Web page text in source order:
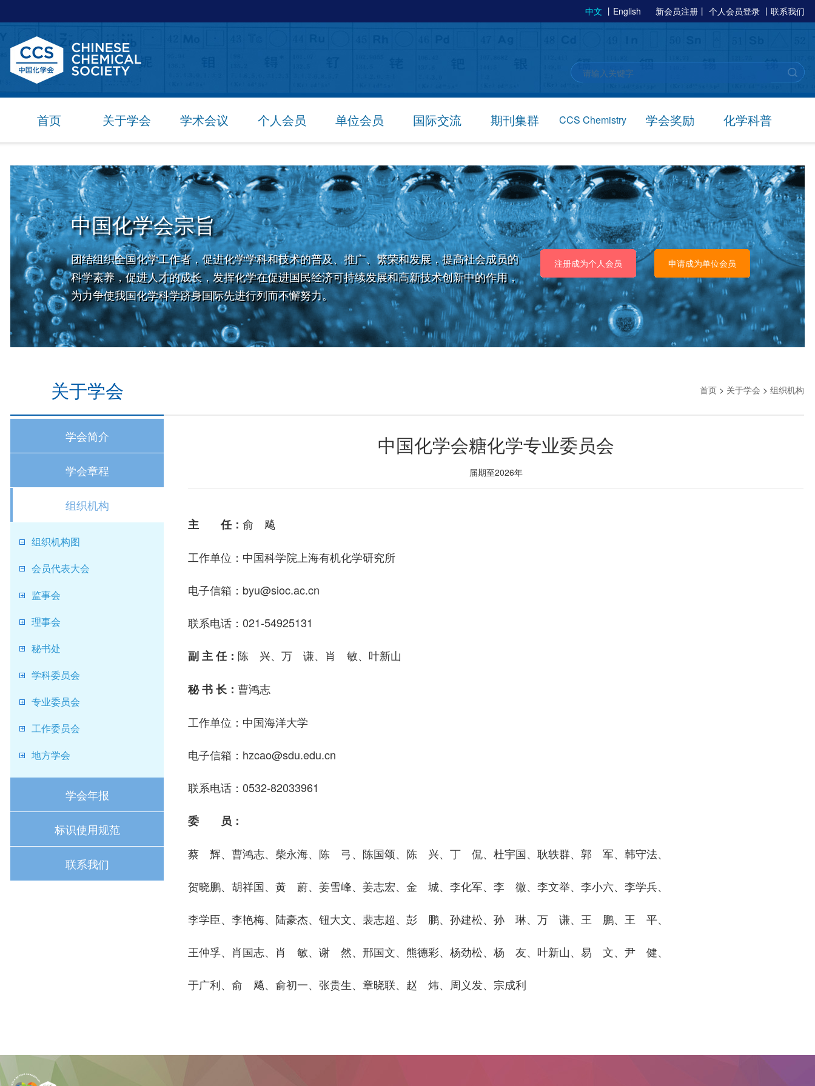
中文 丨 English 新会员注册 丨 个人会员登录 丨 联系我们
首页 关于学会 学术会议 个人会员 单位会员 国际交流 期刊集群 CCS Chemistry 学会奖励 化学科普
中国化学会宗旨
团结组织全国化学工作者，促进化学学科和技术的普及、推广、繁荣和发展，提高社会成员的
科学素养，促进人才的成长，发挥化学在促进国民经济可持续发展和高新技术创新中的作用，
为力争使我国化学科学跻身国际先进行列而不懈努力。
注册成为个人会员 申请成为单位会员
关于学会
学会简介
学会章程
组织机构
组织机构图
会员代表大会
监事会
理事会
秘书处
学科委员会
专业委员会
工作委员会
地方学会
学会年报
标识使用规范
联系我们
首页 > 关于学会 > 组织机构
中国化学会糖化学专业委员会
届期至2026年
主 任： 俞 飚
工作单位：中国科学院上海有机化学研究所
电子信箱：byu@sioc.ac.cn
联系电话：021-54925131
副 主 任： 陈 兴、万 谦、肖 敏、叶新山
秘 书 长： 曹鸿志
工作单位：中国海洋大学
电子信箱：hzcao@sdu.edu.cn
联系电话：0532-82033961
委 员：
蔡 辉、曹鸿志、柴永海、陈 弓、陈国颂、陈 兴、丁 侃、杜宇国、耿轶群、郭 军、韩守法、
贺晓鹏、胡祥国、黄 蔚、姜雪峰、姜志宏、金 城、李化军、李 微、李文举、李小六、李学兵、
李学臣、李艳梅、陆豪杰、钮大文、裴志超、彭 鹏、孙建松、孙 琳、万 谦、王 鹏、王 平、
王仲孚、肖国志、肖 敏、谢 然、邢国文、熊德彩、杨劲松、杨 友、叶新山、易 文、尹 健、
于广利、俞 飚、俞初一、张贵生、章晓联、赵 炜、周义发、宗成利